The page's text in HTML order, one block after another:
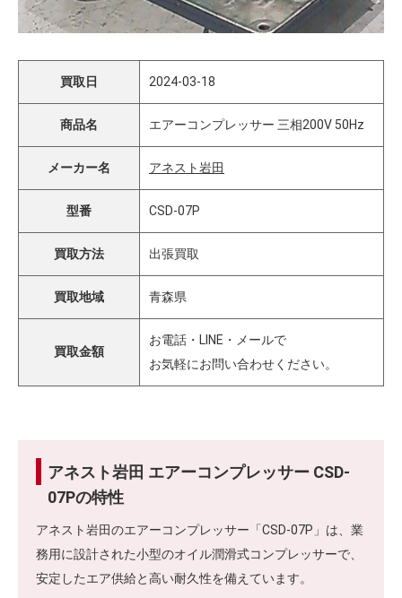
買取日 2024-03-18
商品名 エアーコンプレッサー 三相200V 50Hz
メーカー名 アネスト岩田
型番 CSD-07P
買取方法 出張買取
買取地域 青森県
買取金額
お電話・LINE・メールで
お気軽にお問い合わせください。
アネスト岩田 エアーコンプレッサー CSD-
07Pの特性
アネスト岩田のエアーコンプレッサー「CSD-07P」は、業
務用に設計された小型のオイル潤滑式コンプレッサーで、
安定したエア供給と高い耐久性を備えています。